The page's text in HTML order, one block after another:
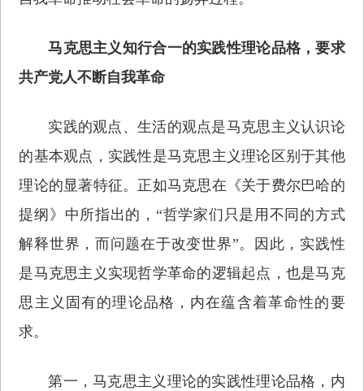
马克思主义知行合一的实践性理论品格，要求
共产党人不断自我革命
实践的观点、生活的观点是马克思主义认识论
的基本观点，实践性是马克思主义理论区别于其他
理论的显著特征。正如马克思在《关于费尔巴哈的
提纲》中所指出的，“哲学家们只是用不同的方式
解释世界，而问题在于改变世界”。因此，实践性
是马克思主义实现哲学革命的逻辑起点，也是马克
思主义固有的理论品格，内在蕴含着革命性的要
求。
第一，马克思主义理论的实践性理论品格，内